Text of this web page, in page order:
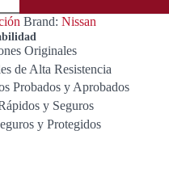
Brand: Nissan
Originales
de Alta Resistencia
Probados y Aprobados
y Seguros
y Protegidos